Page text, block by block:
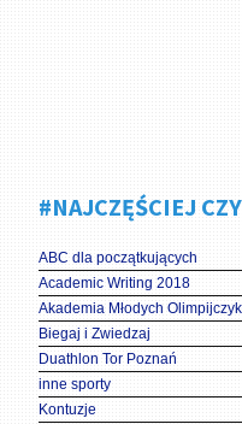
#NAJCZĘŚCIEJ
ABC dla początkujących
Academic Writing 2018
Akademia Młodych
Biegaj i Zwiedzaj
Duathlon Tor Poznań
inne sporty
Kontuzje